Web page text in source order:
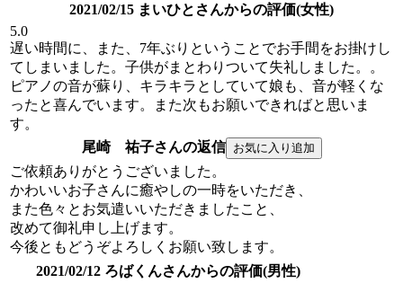
2021/02/15 まいひとさんからの評価(女性)
5.0
遅い時間に、また、7年ぶりということでお手間をお掛けし
てしまいました。子供がまとわりついて失礼しました。。
ピアノの音が蘇り、キラキラとしていて娘も、音が軽くな
ったと喜んでいます。また次もお願いできればと思いま
す。
尾崎 祐子さんの返信
ご依頼ありがとうございました。
かわいいお子さんに癒やしの一時をいただき、
また色々とお気遣いいただきましたこと、
改めて御礼申し上げます。
今後ともどうぞよろしくお願い致します。
2021/02/12 ろばくんさんからの評価(男性)